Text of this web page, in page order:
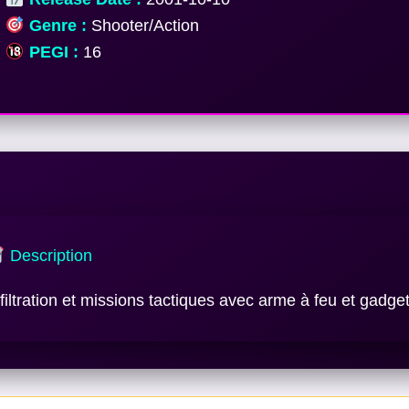
Genre : Shooter/Action
PEGI : 16
Description
et missions tactiques avec arme à feu et